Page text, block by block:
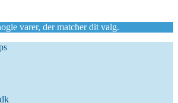
varer, der matcher dit valg.